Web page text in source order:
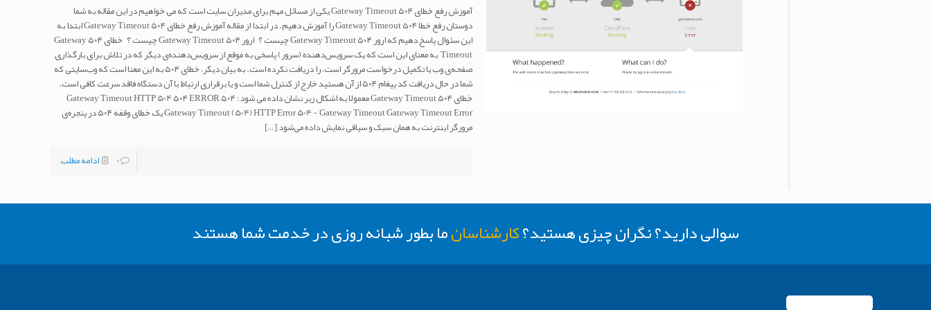
آموزش رفع خطای ۵۰۴ Gateway Timeout یکی از مسائل مهم برای مدیران سایت است که می خواهیم در این مقاله به شما
دوستان رفع خطا ۵۰۴ Gateway Timeout را آموزش دهیم. در ابتدا از مقاله آموزش رفع خطای ۵۰۴ Gateway Timeout ابتدا به
این سئوال پاسخ دهیم که ارور ۵۰۴ Gateway Timeout چیست ؟ ارور ۵۰۴ Gateway Timeout چیست ؟ خطای ۵۰۴ Gateway
Timeout به معنای این است که یک سرویس‌دهنده (سرور) پاسخی به موقع از سرویس‌دهنده‌ی دیگر که در تلاش برای بارگذاری
صفحه‌ی وب یا تکمیل درخواست مرورگر است، را دریافت نکرده است. به بیان دیگر، خطای ۵۰۴ به این معنا است که وب‌سایتی که
شما در حال دریافت کد پیغام ۵۰۴ از آن هستید خارج از کنترل شما است و یا برقراری ارتباط با آن دستگاه فاقد سرعت کافی است.
خطای ۵۰۴ Gateway Timeout معمولا به اشکال زیر نشان داده می شود: ۵۰۴ Gateway Timeout HTTP 504 ۵۰۴ ERROR
Gateway Timeout (504) HTTP Error 504 - Gateway Timeout Gateway Timeout Error یک خطای وقفه ۵۰۴ در پنجره‌ی
مرورگر اینترنت به همان سبک و سیاقی نمایش داده می‌شود[…]
0
ادامه مطلب
سوالی دارید؟ نگران چیزی هستید؟کارشناسانما بطور شبانه روزی در خدمت شما هستند